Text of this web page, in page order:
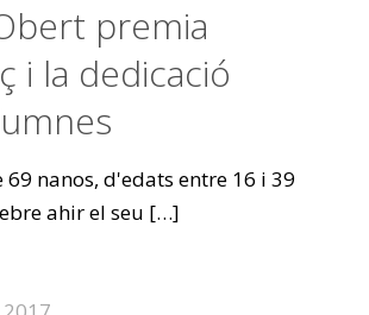
premia
i la dedicació
69 nanos, d'edats entre 16 i 39
ahir el seu […]